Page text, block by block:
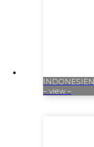
INDONESIEN
– view –